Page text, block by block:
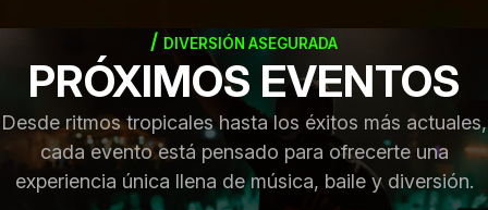
DIVERSIÓN ASEGURADA
PRÓXIMOS EVENTOS
Desde ritmos tropicales hasta los éxitos más actuales,
cada evento está pensado para ofrecerte una
experiencia única llena de música, baile y diversión.